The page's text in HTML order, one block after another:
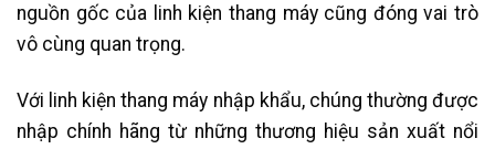
nguồn gốc của linh kiện thang máy cũng đóng vai trò
vô cùng quan trọng.
Với linh kiện thang máy nhập khẩu, chúng thường được
nhập chính hãng từ những thương hiệu sản xuất nổi